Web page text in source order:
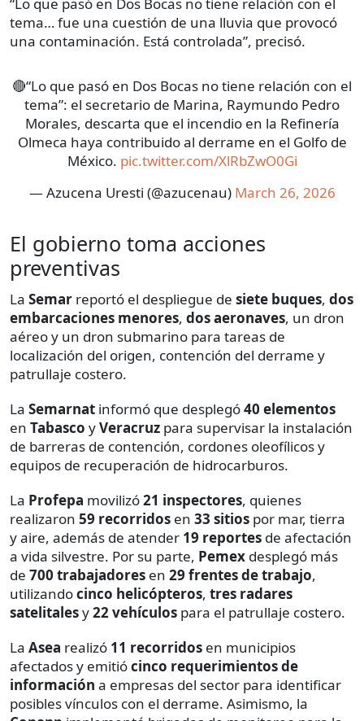
“Lo que pasó en Dos Bocas no tiene relación con el
tema… fue una cuestión de una lluvia que provocó
una contaminación. Está controlada”, precisó.
🔴“Lo que pasó en Dos Bocas no tiene relación con el
tema”: el secretario de Marina, Raymundo Pedro
Morales, descarta que el incendio en la Refinería
Olmeca haya contribuido al derrame en el Golfo de
México. pic.twitter.com/XlRbZwO0Gi
— Azucena Uresti (@azucenau) March 26, 2026
El gobierno toma acciones
preventivas
La Semar reportó el despliegue de siete buques, dos
embarcaciones menores, dos aeronaves, un dron
aéreo y un dron submarino para tareas de
localización del origen, contención del derrame y
patrullaje costero.
La Semarnat informó que desplegó40 elementos
en Tabasco yVeracruz para supervisar la instalación
de barreras de contención, cordones oleofílicos y
equipos de recuperación de hidrocarburos.
La Profepa movilizó21 inspectores, quienes
realizaron 59 recorridos en 33 sitios por mar, tierra
y aire, además de atender 19 reportes de afectación
a vida silvestre. Por su parte, Pemex desplegó más
de 700 trabajadores en 29 frentes de trabajo,
utilizandocinco helicópteros, tres radares
satelitalesy22 vehículos para el patrullaje costero.
La Asea realizó 11 recorridos en municipios
afectados y emitiócinco requerimientos de
información a empresas del sector para identificar
posibles vínculos con el derrame. Asimismo, la